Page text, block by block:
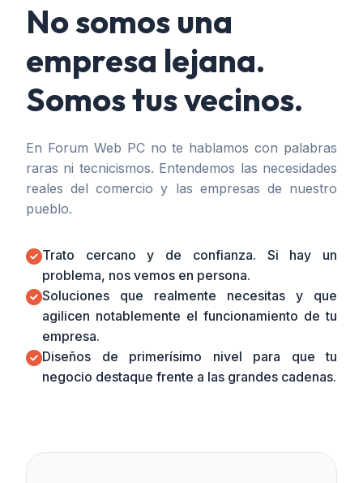
No somos una
empresa lejana.
Somos tus vecinos.
En Forum Web PC no te hablamos con palabras
raras ni tecnicismos. Entendemos las necesidades
reales del comercio y las empresas de nuestro
pueblo.
Trato cercano y de confianza. Si hay un
problema, nos vemos en persona.
Soluciones que realmente necesitas y que
agilicen notablemente el funcionamiento de tu
empresa.
Diseños de primerísimo nivel para que tu
negocio destaque frente a las grandes cadenas.